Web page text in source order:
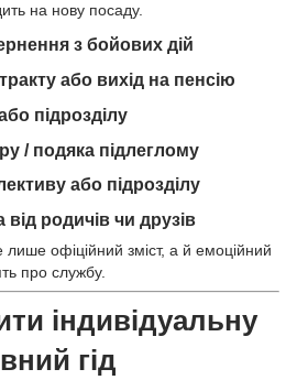
на нову посаду.
з бойових дій
або вихід на пенсію
підрозділу
/ подяка підлеглому
або підрозділу
родичів чи друзів
лише офіційний зміст, а й емоційний
про службу.
індивідуальну
гід